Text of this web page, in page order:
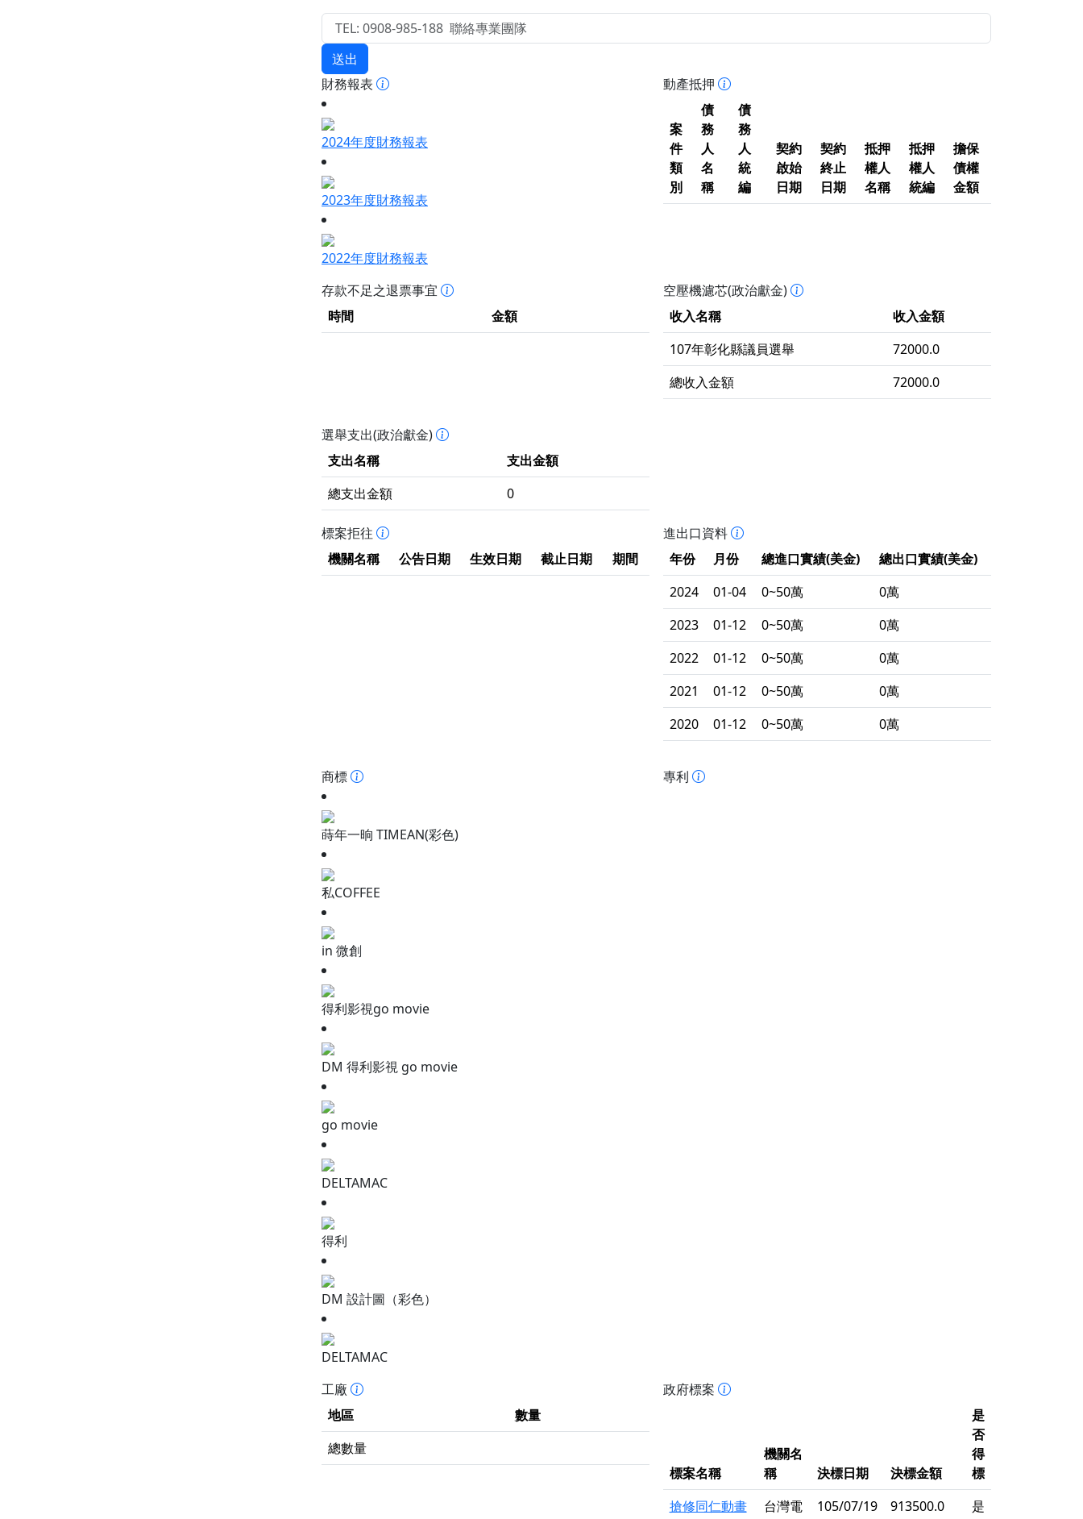
送出
財務報表
2024年度財務報表
2023年度財務報表
2022年度財務報表
動產抵押
案
件
類
別
債
務
人
名
稱
債
務
人
統
編
契約
啟始
日期
契約
終止
日期
抵押
權人
名稱
抵押
權人
統編
擔保
債權
金額
存款不足之退票事宜
時間
金額
空壓機濾芯(政治獻金)
收入名稱
收入金額
107年彰化縣議員選舉
72000.0
總收入金額
72000.0
選舉支出(政治獻金)
支出名稱
支出金額
總支出金額
0
標案拒往
機關名稱
公告日期 生效日期 截止日期 期間
進出口資料
年份
月份 總進口實績(美金)
總出口實績(美金)
2024
01-04 0~50萬
0萬
2023
01-12 0~50萬
0萬
2022
01-12 0~50萬
0萬
2021
01-12 0~50萬
0萬
2020
01-12 0~50萬 0萬
商標
蒔年一晌 TIMEAN(彩色)
私COFFEE
in 微創
得利影視go movie
DM 得利影視 go movie
go movie
DELTAMAC
得利
DM 設計圖（彩色）
DELTAMAC
專利
工廠
地區
數量
總數量
政府標案
標案名稱
機關名
稱
決標日期 決標金額
是
否
得
標
搶修同仁動畫
台灣電
105/07/19 913500.0 是